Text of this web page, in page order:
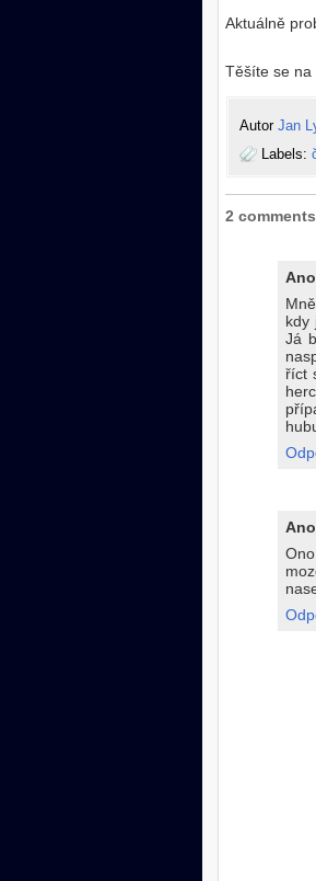
Aktuálně
Těšíte se na
Autor Jan
Labels:
2
kdy
Já
říct